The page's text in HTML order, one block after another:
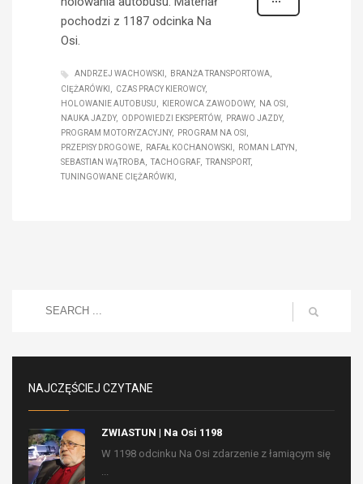
pochodzi z 1187 odcinka Na
Osi.
ANDRZEJ WACHOWSKI
BRANŻA TRANSPORTOWA
CIĘŻARÓWKI
CZAS PRACY KIEROWCY
HOLOWANIE AUTOBUSU
KIEROWCA ZAWODOWY
NA OSI
NAUKA JAZDY
ODPOWIEDZI EKSPERTÓW
PRAWO JAZDY
PROGRAM MOTORYZACYJNY
PROGRAM NA OSI
PRZEPISY DROGOWE
RAFAŁ KOCHANOWSKI
ROMAN LATYN
SEBASTIAN WĄTROBA
TACHOGRAF
TRANSPORT
TUNINGOWANE CIĘŻARÓWKI
NAJCZĘŚCIEJ CZYTANE
ZWIASTUN | Na Osi 1198
W 1198 odcinku Na Osi zdarzenie z łamiącym się